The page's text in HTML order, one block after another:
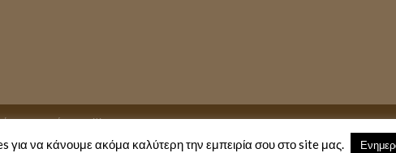
επιστροφών Affiliate program
LTD
για να κάνουμε ακόμα καλύτερη την εμπειρία σου στο site μας.